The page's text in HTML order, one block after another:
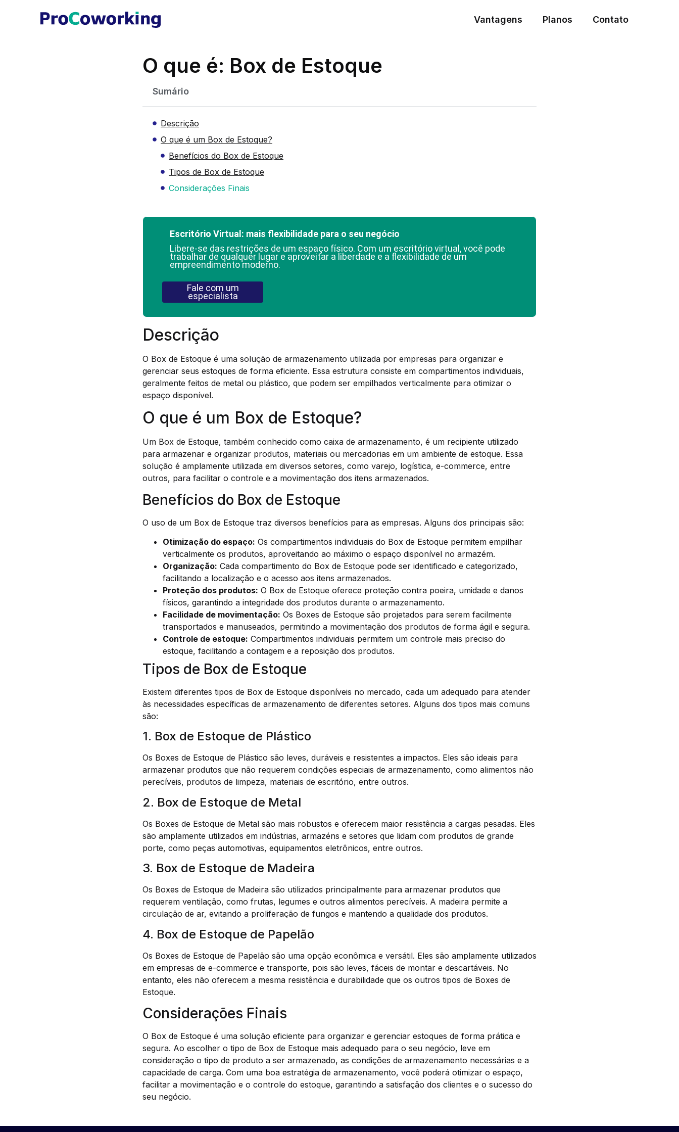
Vantagens Planos Contato
O que é: Box de Estoque
Sumário
Descrição
O que é um Box de Estoque?
Benefícios do Box de Estoque
Tipos de Box de Estoque
Considerações Finais
Escritório Virtual: mais flexibilidade para o seu negócio
Libere-se das restrições de um espaço físico. Com um escritório virtual, você pode
trabalhar de qualquer lugar e aproveitar a liberdade e a flexibilidade de um
empreendimento moderno.
Fale com um
especialista
Descrição
O Box de Estoque é uma solução de armazenamento utilizada por empresas para organizar e
gerenciar seus estoques de forma eficiente. Essa estrutura consiste em compartimentos individuais,
geralmente feitos de metal ou plástico, que podem ser empilhados verticalmente para otimizar o
espaço disponível.
O que é um Box de Estoque?
Um Box de Estoque, também conhecido como caixa de armazenamento, é um recipiente utilizado
para armazenar e organizar produtos, materiais ou mercadorias em um ambiente de estoque. Essa
solução é amplamente utilizada em diversos setores, como varejo, logística, e-commerce, entre
outros, para facilitar o controle e a movimentação dos itens armazenados.
Benefícios do Box de Estoque
O uso de um Box de Estoque traz diversos benefícios para as empresas. Alguns dos principais são:
Otimização do espaço: Os compartimentos individuais do Box de Estoque permitem empilhar
verticalmente os produtos, aproveitando ao máximo o espaço disponível no armazém.
Organização: Cada compartimento do Box de Estoque pode ser identificado e categorizado,
facilitando a localização e o acesso aos itens armazenados.
Proteção dos produtos: O Box de Estoque oferece proteção contra poeira, umidade e danos
físicos, garantindo a integridade dos produtos durante o armazenamento.
Facilidade de movimentação: Os Boxes de Estoque são projetados para serem facilmente
transportados e manuseados, permitindo a movimentação dos produtos de forma ágil e segura.
Controle de estoque: Compartimentos individuais permitem um controle mais preciso do
estoque, facilitando a contagem e a reposição dos produtos.
Tipos de Box de Estoque
Existem diferentes tipos de Box de Estoque disponíveis no mercado, cada um adequado para atender
às necessidades específicas de armazenamento de diferentes setores. Alguns dos tipos mais comuns
são:
1. Box de Estoque de Plástico
Os Boxes de Estoque de Plástico são leves, duráveis e resistentes a impactos. Eles são ideais para
armazenar produtos que não requerem condições especiais de armazenamento, como alimentos não
perecíveis, produtos de limpeza, materiais de escritório, entre outros.
2. Box de Estoque de Metal
Os Boxes de Estoque de Metal são mais robustos e oferecem maior resistência a cargas pesadas. Eles
são amplamente utilizados em indústrias, armazéns e setores que lidam com produtos de grande
porte, como peças automotivas, equipamentos eletrônicos, entre outros.
3. Box de Estoque de Madeira
Os Boxes de Estoque de Madeira são utilizados principalmente para armazenar produtos que
requerem ventilação, como frutas, legumes e outros alimentos perecíveis. A madeira permite a
circulação de ar, evitando a proliferação de fungos e mantendo a qualidade dos produtos.
4. Box de Estoque de Papelão
Os Boxes de Estoque de Papelão são uma opção econômica e versátil. Eles são amplamente utilizados
em empresas de e-commerce e transporte, pois são leves, fáceis de montar e descartáveis. No
entanto, eles não oferecem a mesma resistência e durabilidade que os outros tipos de Boxes de
Estoque.
Considerações Finais
O Box de Estoque é uma solução eficiente para organizar e gerenciar estoques de forma prática e
segura. Ao escolher o tipo de Box de Estoque mais adequado para o seu negócio, leve em
consideração o tipo de produto a ser armazenado, as condições de armazenamento necessárias e a
capacidade de carga. Com uma boa estratégia de armazenamento, você poderá otimizar o espaço,
facilitar a movimentação e o controle do estoque, garantindo a satisfação dos clientes e o sucesso do
seu negócio.